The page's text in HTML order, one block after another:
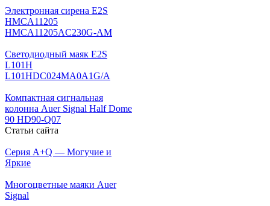
Электронная сирена E2S
HMCA11205
HMCA11205AC230G-AM
Светодиодный маяк E2S
L101H
L101HDC024MA0A1G/A
Компактная сигнальная
колонна Auer Signal Half Dome
90 HD90-Q07
Статьи сайта
Серия A+Q — Могучие и
Яркие
Многоцветные маяки Auer
Signal